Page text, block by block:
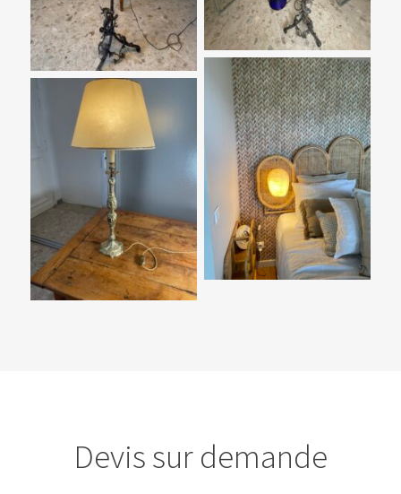
Devis sur demande